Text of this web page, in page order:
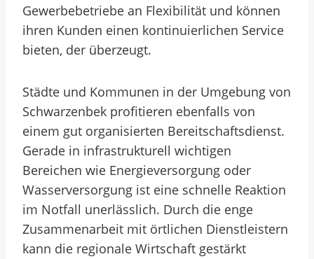
Gewerbebetriebe an Flexibilität und können
ihren Kunden einen kontinuierlichen Service
bieten, der überzeugt.
Städte und Kommunen in der Umgebung von
Schwarzenbek profitieren ebenfalls von
einem gut organisierten Bereitschaftsdienst.
Gerade in infrastrukturell wichtigen
Bereichen wie Energieversorgung oder
Wasserversorgung ist eine schnelle Reaktion
im Notfall unerlässlich. Durch die enge
Zusammenarbeit mit örtlichen Dienstleistern
kann die regionale Wirtschaft gestärkt